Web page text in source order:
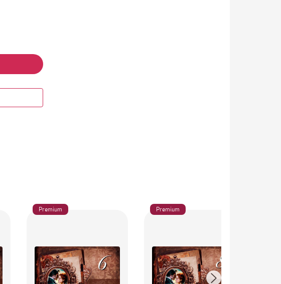
Premium Premium